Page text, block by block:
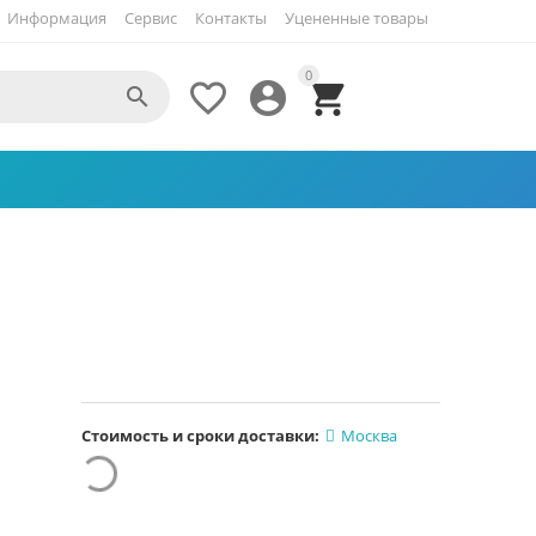
Информация Сервис Контакты Уцененные товары
0




Стоимость и сроки доставки: Москва